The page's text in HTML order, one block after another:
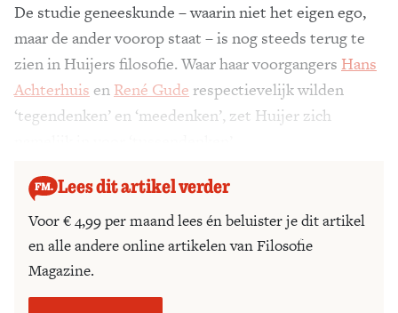
De studie geneeskunde – waarin niet het eigen ego,
maar de ander voorop staat – is nog steeds terug te
zien in Huijers filosofie. Waar haar voorgangers Hans
Achterhuis en René Gude respectievelijk wilden
‘tegendenken’ en ‘meedenken’, zet Huijer zich
Lees dit artikel verder
Voor € 4,99 per maand lees én beluister je dit artikel
en alle andere online artikelen van Filosofie
Magazine.